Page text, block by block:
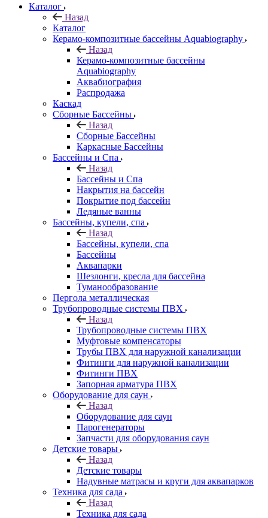
Каталог
Назад
Каталог
Керамо-композитные бассейны Aquabiography
Назад
Керамо-композитные бассейны
Aquabiography
Аквабиография
Распродажа
Каскад
Сборные Бассейны
Назад
Сборные Бассейны
Каркасные Бассейны
Бассейны и Спа
Назад
Бассейны и Спа
Накрытия на бассейн
Покрытие под бассейн
Ледяные ванны
Бассейны, купели, спа
Назад
Бассейны, купели, спа
Бассейны
Аквапарки
Шезлонги, кресла для бассейна
Туманообразование
Пергола металлическая
Трубопроводные системы ПВХ
Назад
Трубопроводные системы ПВХ
Муфтовые компенсаторы
Трубы ПВХ для наружной канализации
Фитинги для наружной канализации
Фитинги ПВХ
Запорная арматура ПВХ
Оборудование для саун
Назад
Оборудование для саун
Парогенераторы
Запчасти для оборудования саун
Детские товары
Назад
Детские товары
Надувные матрасы и круги для аквапарков
Техника для сада
Назад
Техника для сада